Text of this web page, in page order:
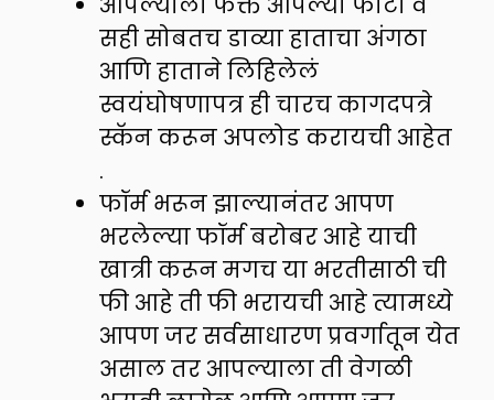
सही सोबतच डाव्या हाताचा अंगठा
आणि हाताने लिहिलेलं
स्वयंघोषणापत्र ही चारच कागदपत्रे
स्कॅन करून अपलोड करायची आहेत
.
फॉर्म भरून झाल्यानंतर आपण
भरलेल्या फॉर्म बरोबर आहे याची
खात्री करून मगच या भरतीसाठी ची
फी आहे ती फी भरायची आहे त्यामध्ये
आपण जर सर्वसाधारण प्रवर्गातून येत
असाल तर आपल्याला ती वेगळी